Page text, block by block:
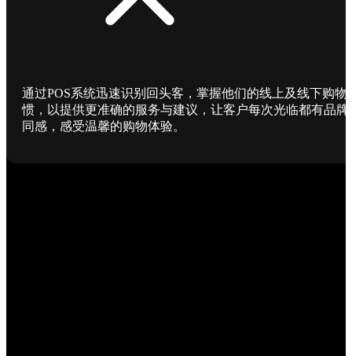
通过POS系统迅速识别回头客，掌握他们的线上及线下购物
惯，以提供更准确的服务与建议，让客户每次光临都有品牌
同感，感受温馨的购物体验。